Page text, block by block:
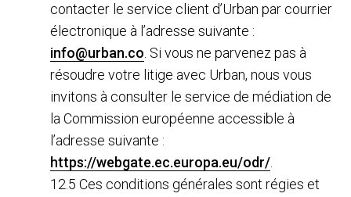
contacter le service client d’Urban par courrier
électronique à l’adresse suivante :
info@urban.co . Si vous ne parvenez pas à
résoudre votre litige avec Urban, nous vous
invitons à consulter le service de médiation de
la Commission européenne accessible à
l’adresse suivante :
https://webgate.ec.europa.eu/odr/
12.5 Ces conditions générales sont régies et